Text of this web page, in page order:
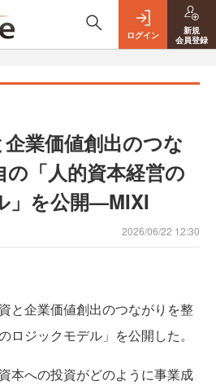
ログイン
新規
会員登録
業価値創出のつな
「人的資本経営の
」を公開—MIXI
2026/06/22 12:30
と企業価値創出のつながりを整
ロジックモデル」を公開した。
本への投資がどのように事業成